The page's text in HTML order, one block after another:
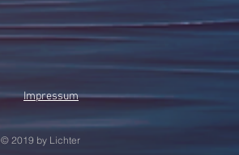
Impressum
© 2019 by Lichter